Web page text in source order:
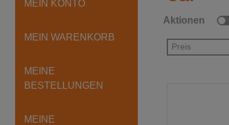
MEIN KONTO
MEIN WARENKORB
MEINE
BESTELLUNGEN
MEINE
Aktionen
Preis